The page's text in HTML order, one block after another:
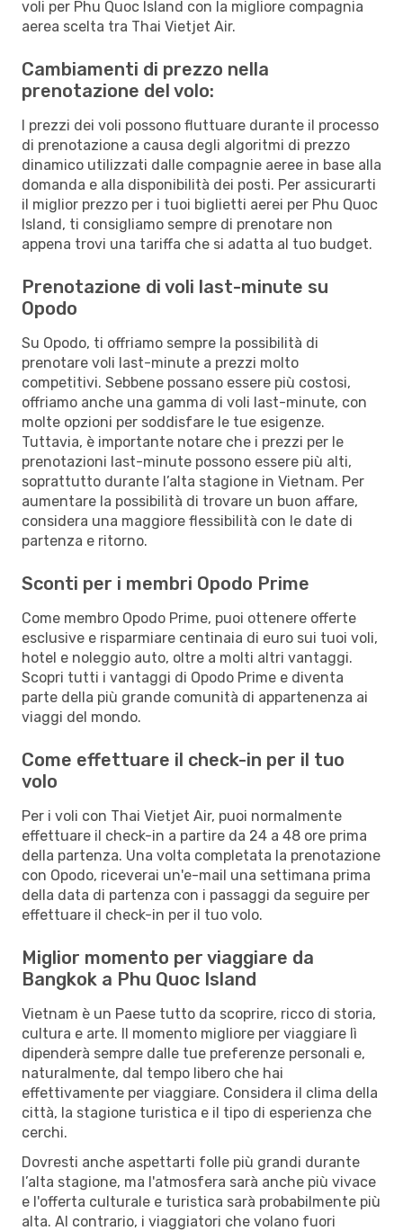
voli per Phu Quoc Island con la migliore compagnia
aerea scelta tra Thai Vietjet Air.
Cambiamenti di prezzo nella
prenotazione del volo:
I prezzi dei voli possono fluttuare durante il processo
di prenotazione a causa degli algoritmi di prezzo
dinamico utilizzati dalle compagnie aeree in base alla
domanda e alla disponibilità dei posti. Per assicurarti
il miglior prezzo per i tuoi biglietti aerei per Phu Quoc
Island, ti consigliamo sempre di prenotare non
appena trovi una tariffa che si adatta al tuo budget.
Prenotazione di voli last-minute su
Opodo
Su Opodo, ti offriamo sempre la possibilità di
prenotare voli last-minute a prezzi molto
competitivi. Sebbene possano essere più costosi,
offriamo anche una gamma di voli last-minute, con
molte opzioni per soddisfare le tue esigenze.
Tuttavia, è importante notare che i prezzi per le
prenotazioni last-minute possono essere più alti,
soprattutto durante l’alta stagione in Vietnam. Per
aumentare la possibilità di trovare un buon affare,
considera una maggiore flessibilità con le date di
partenza e ritorno.
Sconti per i membri Opodo Prime
Come membro Opodo Prime, puoi ottenere offerte
esclusive e risparmiare centinaia di euro sui tuoi voli,
hotel e noleggio auto, oltre a molti altri vantaggi.
Scopri tutti i vantaggi di Opodo Prime e diventa
parte della più grande comunità di appartenenza ai
viaggi del mondo.
Come effettuare il check-in per il tuo
volo
Per i voli con Thai Vietjet Air, puoi normalmente
effettuare il check-in a partire da 24 a 48 ore prima
della partenza. Una volta completata la prenotazione
con Opodo, riceverai un'e-mail una settimana prima
della data di partenza con i passaggi da seguire per
effettuare il check-in per il tuo volo.
Miglior momento per viaggiare da
Bangkok a Phu Quoc Island
Vietnam è un Paese tutto da scoprire, ricco di storia,
cultura e arte. Il momento migliore per viaggiare lì
dipenderà sempre dalle tue preferenze personali e,
naturalmente, dal tempo libero che hai
effettivamente per viaggiare. Considera il clima della
città, la stagione turistica e il tipo di esperienza che
cerchi.
Dovresti anche aspettarti folle più grandi durante
l’alta stagione, ma l'atmosfera sarà anche più vivace
e l'offerta culturale e turistica sarà probabilmente più
alta. Al contrario, i viaggiatori che volano fuori